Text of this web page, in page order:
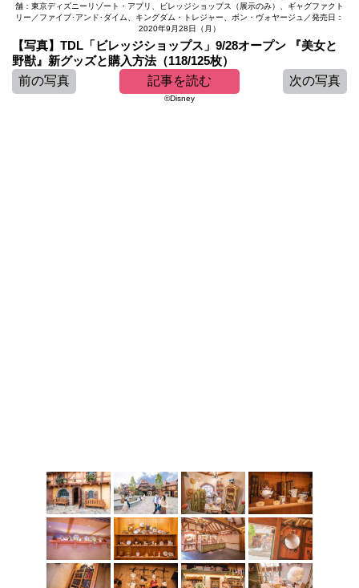
舗：東京ディズニーリゾート・アプリ、ビレッジショップス（展示のみ）、ギャグファクト
リー／ファイブ･アンド･ダイム、キングダム・トレジャー、ボン・ヴォヤージュ／発売日：
2020年9月28日（月）
【写真】TDL「ビレッジショップス」9/28オープン 『美女と
野獣』新グッズと購入方法（118/125枚）
前の写真
記事を読む 次の写真
©︎Disney